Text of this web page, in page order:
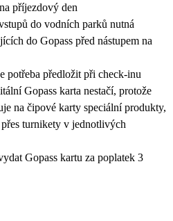
příjezdový den
do vodních parků nutná
do Gopass před nástupem na
potřeba předložit při check-inu
Gopass karta nestačí, protože
na čipové karty speciální produkty,
turnikety v jednotlivých
Gopass kartu za poplatek 3